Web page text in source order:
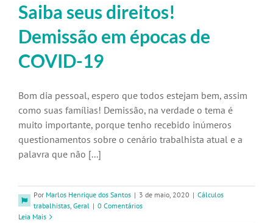
Saiba seus direitos!
Demissão em épocas de
COVID-19
Bom dia pessoal, espero que todos estejam bem, assim
como suas famílias! Demissão, na verdade o tema é
muito importante, porque tenho recebido inúmeros
questionamentos sobre o cenário trabalhista atual e a
palavra que não [...]
Por Marlos Henrique dos Santos | 3 de maio, 2020 | Cálculos
trabalhistas, Geral | 0 Comentários
Leia Mais